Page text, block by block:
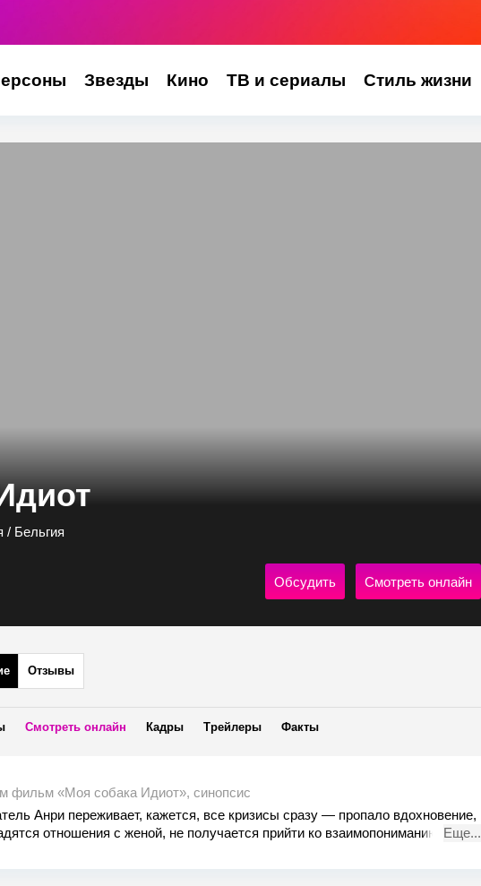
Звезды Кино ТВ и сериалы Стиль жизни
/ Бельгия
Обсудить Смотреть онлайн
Отзывы
Смотреть онлайн Кадры Трейлеры Факты
фильм «Моя собака Идиот», синопсис
Анри переживает, кажется, все кризисы сразу — пропало вдохновение,
отношения с женой, не получается прийти ко взаимопониманию сЕще...